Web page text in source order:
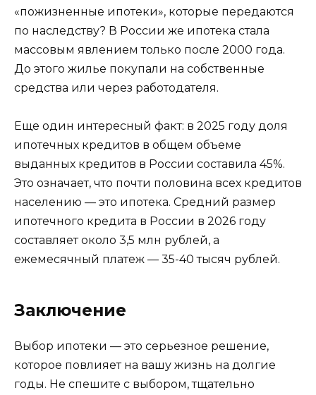
«пожизненные ипотеки», которые передаются
по наследству? В России же ипотека стала
массовым явлением только после 2000 года.
До этого жилье покупали на собственные
средства или через работодателя.
Еще один интересный факт: в 2025 году доля
ипотечных кредитов в общем объеме
выданных кредитов в России составила 45%.
Это означает, что почти половина всех кредитов
населению — это ипотека. Средний размер
ипотечного кредита в России в 2026 году
составляет около 3,5 млн рублей, а
ежемесячный платеж — 35-40 тысяч рублей.
Заключение
Выбор ипотеки — это серьезное решение,
которое повлияет на вашу жизнь на долгие
годы. Не спешите с выбором, тщательно